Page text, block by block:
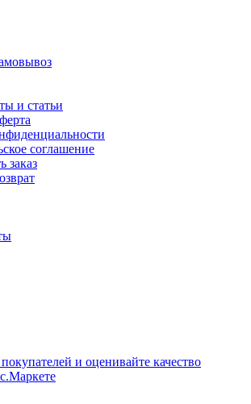
и статьи
соглашение
заказ